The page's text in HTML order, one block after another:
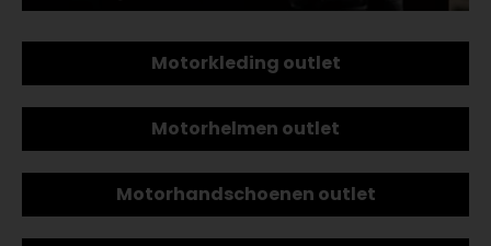
Motorkleding outlet
Motorhelmen outlet
Motorhandschoenen outlet